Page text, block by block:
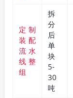
定制
装配
流水
线整
组
拆
分
后
单
块
5-
30
吨